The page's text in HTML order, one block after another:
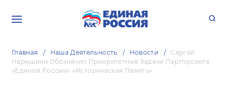
Главная Наша Деятельность Новости
Сергей
Нарышкин Обозначил Приоритетные Задачи Партпроекта
«Единой России» «Историческая Память»